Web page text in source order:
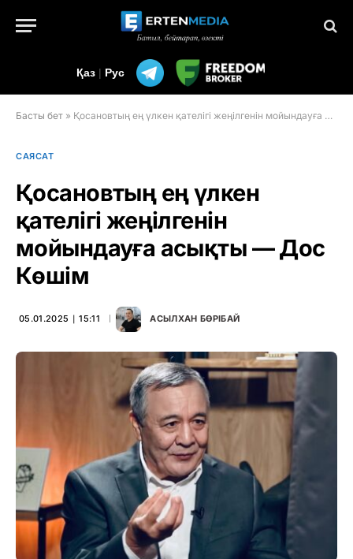
Қаз | Рус
Басты бет » Қосановтың ең үлкен қателігі жеңілгенін мойындауға асықты — Дос Көшім
САЯСАТ
Қосановтың ең үлкен
қателігі жеңілгенін
мойындауға асықты — Дос
Көшім
05.01.2025 ∣ 15:11 АСЫЛХАН БӨРІБАЙ